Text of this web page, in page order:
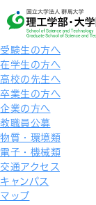
受験生の方へ
在学生の方へ
高校の先生へ
卒業生の方へ
企業の方へ
教職員公募
物質・環境類
電子・機械類
交通アクセス
キャンパス
マップ